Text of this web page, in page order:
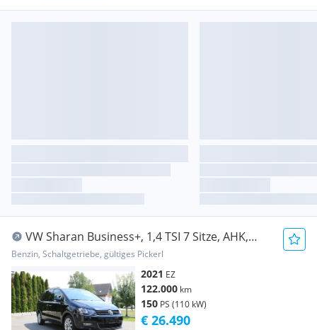
VW Sharan Business+, 1,4 TSI 7 Sitze, AHK,
Navi, Xenon
Benzin, Schaltgetriebe, gültiges Pickerl
2021 EZ
122.000 km
150 PS (110 kW)
€ 26.490